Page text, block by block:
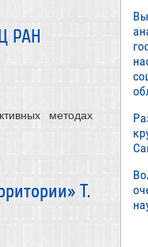
РАН
методах
Т.